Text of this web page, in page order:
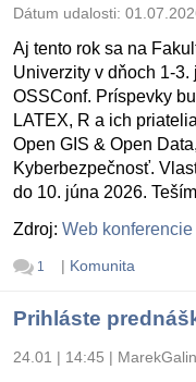
Dátum udalosti:
Aj tento rok sa na
Univerzity v dňoch 1-
OSSConf. Príspevky
LATEX, R a ich
Open GIS & Open
Kyberbezpečnosť.
do 10. júna 2026.
Zdroj: Web konferencie
1 | Komunita
Prihláste
24.01 | 14:45 |